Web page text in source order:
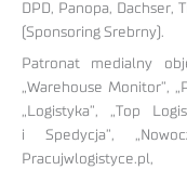
DPD, Panopa, Dachser,
(Sponsoring Srebrny).
Patronat medialny
„Warehouse Monitor”,
„Logistyka”, „Top
i Spedycja”,